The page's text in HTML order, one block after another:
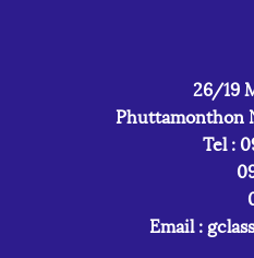
26/19
Phuttamonthon
Tel :
092
02
Email :